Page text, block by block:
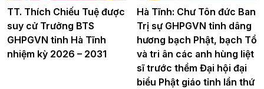
TT. Thích Chiếu Tuệ được
suy cử Trưởng BTS
GHPGVN tỉnh Hà Tĩnh
nhiệm kỳ 2026 – 2031
Hà Tĩnh: Chư Tôn đức Ban
Trị sự GHPGVN tỉnh dâng
hương bạch Phật, bạch Tổ
và tri ân các anh hùng liệt
sĩ trước thềm Đại hội đại
biểu Phật giáo tỉnh lần thứ